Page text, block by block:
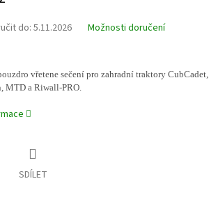
do: 5.11.2026 Možnosti doručení
vřetene sečení pro zahradní traktory CubCadet,
MTD a Riwall-PRO.
SDÍLET